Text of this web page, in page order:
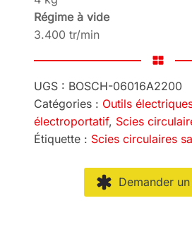
Régime à vide
3.400 tr/min
UGS : BOSCH-06016A2200
Catégories : Outils
électroportatif, Scies
Étiquette : Scies circulaires
Demander